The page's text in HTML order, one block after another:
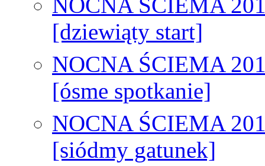
[dziewiąty start]
NOCNA ŚCIEMA
[ósme spotkanie]
NOCNA ŚCIEMA
[siódmy gatunek]